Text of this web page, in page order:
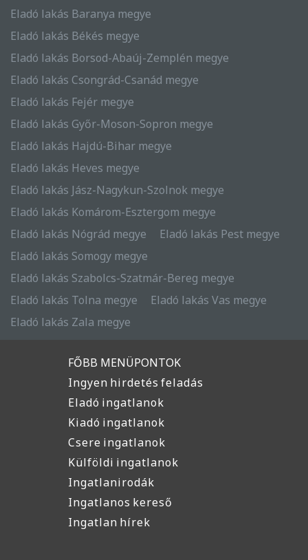
Eladó lakás Baranya megye
Eladó lakás Békés megye
Eladó lakás Borsod-Abaúj-Zemplén megye
Eladó lakás Csongrád-Csanád megye
Eladó lakás Fejér megye
Eladó lakás Győr-Moson-Sopron megye
Eladó lakás Hajdú-Bihar megye
Eladó lakás Heves megye
Eladó lakás Jász-Nagykun-Szolnok megye
Eladó lakás Komárom-Esztergom megye
Eladó lakás Nógrád megye
Eladó lakás Pest megye
Eladó lakás Somogy megye
Eladó lakás Szabolcs-Szatmár-Bereg megye
Eladó lakás Tolna megye
Eladó lakás Vas megye
Eladó lakás Zala megye
FŐBB MENÜPONTOK
Ingyen hirdetés feladás
Eladó ingatlanok
Kiadó ingatlanok
Csere ingatlanok
Külföldi ingatlanok
Ingatlanirodák
Ingatlanos kereső
Ingatlan hírek